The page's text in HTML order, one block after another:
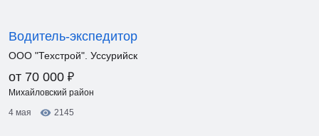
Водитель-экспедитор
ООО "Техстрой". Уссурийск
от 70 000 ₽
Михайловский район
4 мая
2145